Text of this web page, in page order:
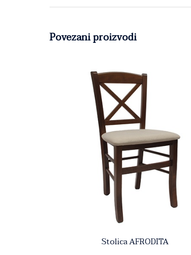
Povezani proizvodi
Stolica AFRODITA